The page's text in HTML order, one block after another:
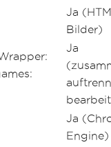
Ja
Bilder)
Ja
Ja
Engine)